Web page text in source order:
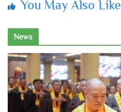
You May Also Like
News